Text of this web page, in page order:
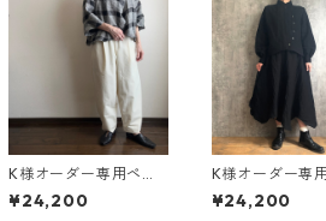
K様オーダー専用ペー
ジ コットンシルクパ
ンツ
¥24,200
K様オーダー専
ジ バンブーリ
のスカート
¥24,200